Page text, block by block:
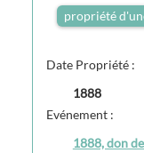
propriété
Date Propriété :
1888
Evénement :
1888, don